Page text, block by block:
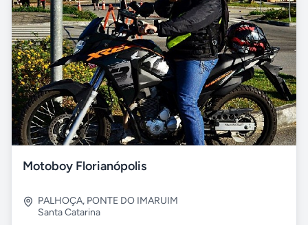
Motoboy Florianópolis
PALHOÇA, PONTE DO IMARUIM
Santa Catarina